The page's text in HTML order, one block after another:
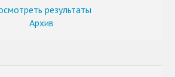
результаты
Архив